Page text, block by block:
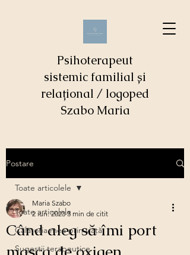
Psihoterapeut
sistemic familial și
relațional / logoped
Szabo Maria
Postare
Toate articolele
Călătoria mea prin viaţă
Sugestii terapeutice
Toate articolele
Când aleg să îmi port
Maria Szabo
2 iun. 2023 3 min de citit